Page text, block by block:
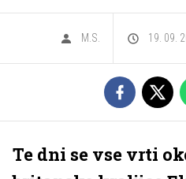
M.S. 19. 09.
Te dni se vse vrti